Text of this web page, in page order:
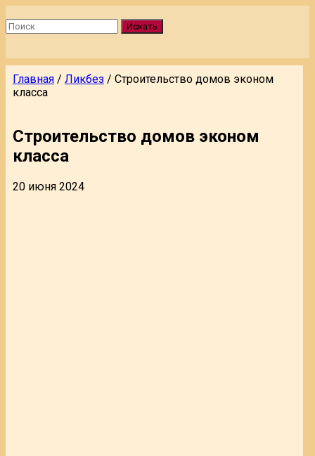
Искать
Главная / Ликбез / Строительство домов эконом
класса
Строительство домов эконом
класса
20 июня 2024